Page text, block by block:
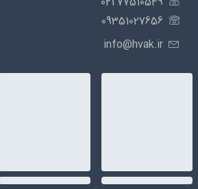
09351027656
info@hvak.ir